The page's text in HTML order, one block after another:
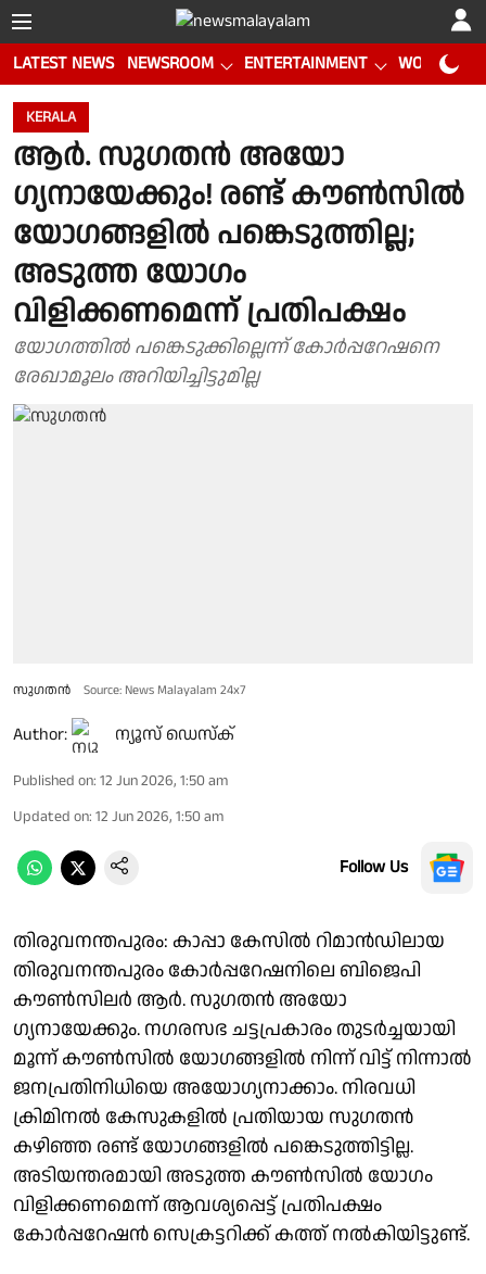
LATEST NEWS NEWSROOM ENTERTAINMENT WORLD CUP
KERALA
ആർ. സു​ഗതൻ അയോ​
ഗ്യനായേക്കും! രണ്ട് കൗൺസിൽ
യോ​ഗങ്ങളി‍ൽ പങ്കെടുത്തില്ല;
അടുത്ത യോ​ഗം
വിളിക്കണമെന്ന് പ്രതിപക്ഷം
യോഗത്തിൽ പങ്കെടുക്കില്ലെന്ന് കോർപ്പറേഷനെ
രേഖാമൂലം അറിയിച്ചിട്ടുമില്ല
സുഗതൻ Source: News Malayalam 24x7
Author: ന്യൂസ് ഡെസ്ക്
Published on: 12 Jun 2026, 1:50 am
Updated on: 12 Jun 2026, 1:50 am
Follow Us
തിരുവനന്തപുരം: കാപ്പാ കേസിൽ റിമാൻഡിലായ
തിരുവനന്തപുരം കോർപ്പറേഷനിലെ ബിജെപി
കൗൺസിലർ ആർ. സു​ഗതൻ അയോ​
ഗ്യനായേക്കും. ​​ന​ഗരസഭ ചട്ടപ്രകാരം തുടർച്ചയായി
മൂന്ന് കൗൺസിൽ യോ​ഗങ്ങളിൽ നിന്ന് വിട്ട് നിന്നാൽ
ജനപ്രതിനിധിയെ അയോ​ഗ്യനാക്കാം. നിരവധി
ക്രിമിനൽ കേസുകളിൽ പ്രതിയായ സു​ഗതൻ
കഴിഞ്ഞ രണ്ട് യോ​ഗങ്ങളിൽ പങ്കെടുത്തിട്ടില്ല.
അടിയന്തരമായി അടുത്ത കൗൺസിൽ യോ​ഗം
വിളിക്കണമെന്ന് ആവശ്യപ്പെട്ട് പ്രതിപക്ഷം
കോർപ്പറേഷൻ സെക്രട്ടറിക്ക് കത്ത് നൽകിയിട്ടുണ്ട്.